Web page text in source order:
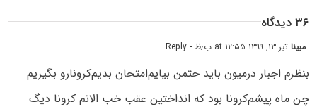
۳۶ دیدگاه
مبیناتیر ۱۳, ۱۳۹۹ at ۱۲:۵۵ ب٫ظ - Reply
بنظرم اجبار در‌میون باید حتمن بیایم‌امتحان بدیم‌کرونارو بگیریم
چن ماه پیشم‌کرونا بود که انداختین عقب خب الانم‌ کرونا دیگ